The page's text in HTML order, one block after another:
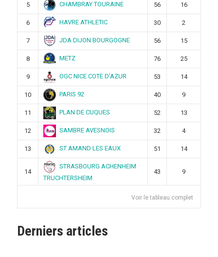
5 CHAMBRAY TOURAINE 56 16
6 HAVRE ATHLETIC 30 2
7 JDA DIJON BOURGOGNE 56 15
8 METZ 76 25
9 OGC NICE COTE D’AZUR 53 14
10 PARIS 92 40 9
11 PLAN DE CUQUES 52 13
12 SAMBRE AVESNOIS 32 4
13 ST AMAND LES EAUX 51 14
14
STRASBOURG ACHENHEIM
TRUCHTERSHEIM
43 9
Voir le tableau complet
Derniers articles